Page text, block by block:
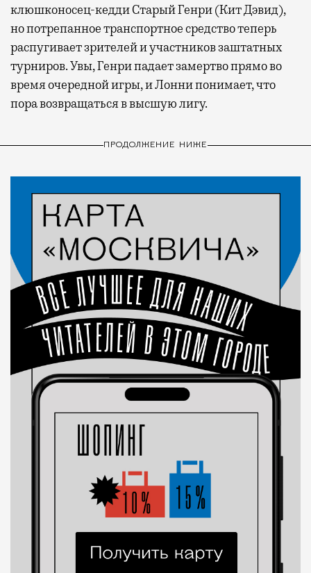
клюшконосец-кедди Старый Генри (Кит Дэвид),
но потрепанное транспортное средство теперь
распугивает зрителей и участников заштатных
турниров. Увы, Генри падает замертво прямо во
время очередной игры, и Лонни понимает, что
пора возвращаться в высшую лигу.
ПРОДОЛЖЕНИЕ НИЖЕ